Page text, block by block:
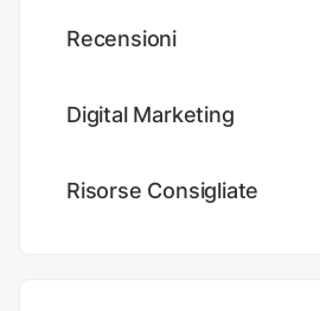
Recensioni
Digital Marketing
Risorse Consigliate